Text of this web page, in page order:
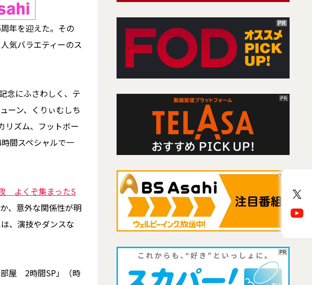
年を迎えた。その
気バラエティーのス
念にふさわしく、テ
ーン、くりぃむしち
リズム、フットボー
間スペシャルで一
よくぞ集まったS
、意外な関係性が明
、演技やダンスな
部屋 2時間SP」（時